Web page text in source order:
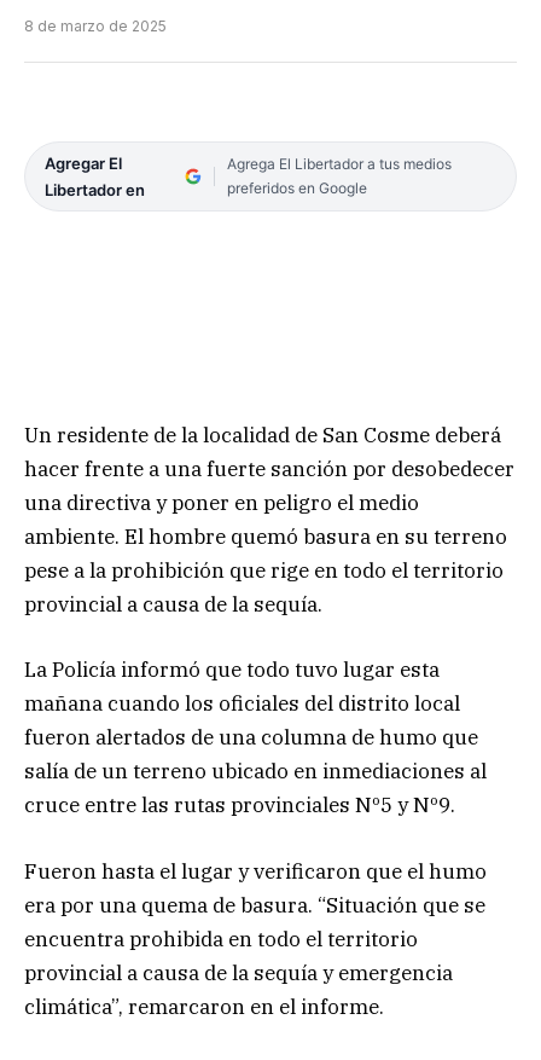
8 de marzo de 2025
Agregar El
Libertador en
Agrega El Libertador a tus medios
preferidos en Google
Un residente de la localidad de San Cosme deberá
hacer frente a una fuerte sanción por desobedecer
una directiva y poner en peligro el medio
ambiente. El hombre quemó basura en su terreno
pese a la prohibición que rige en todo el territorio
provincial a causa de la sequía.
La Policía informó que todo tuvo lugar esta
mañana cuando los oficiales del distrito local
fueron alertados de una columna de humo que
salía de un terreno ubicado en inmediaciones al
cruce entre las rutas provinciales Nº5 y Nº9.
Fueron hasta el lugar y verificaron que el humo
era por una quema de basura. “Situación que se
encuentra prohibida en todo el territorio
provincial a causa de la sequía y emergencia
climática”, remarcaron en el informe.